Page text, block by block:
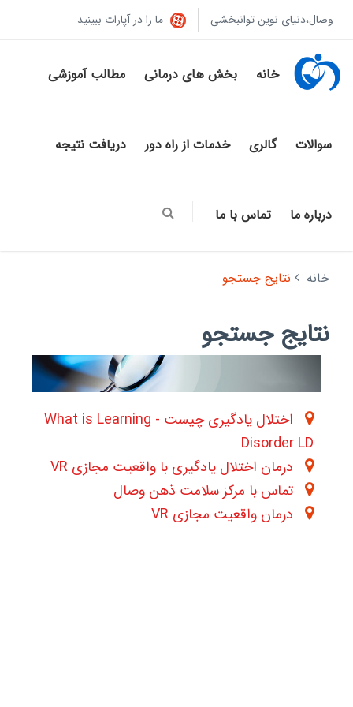
وصال،دنیای نوین توانبخشی ما را در آپارات ببینید
خانه بخش های درمانی مطالب آموزشی
سوالات گالری خدمات از راه دور دریافت نتیجه
درباره ما تماس با ما
خانه نتایج جستجو
نتایج جستجو
اختلال یادگیری چیست - What is Learning
Disorder LD
درمان اختلال یادگیری با واقعیت مجازی VR
تماس با مرکز سلامت ذهن وصال
درمان واقعیت مجازی VR